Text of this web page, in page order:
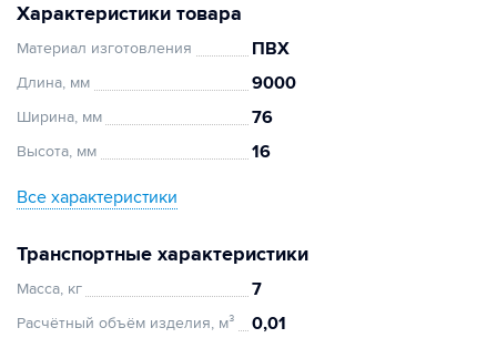
Характеристики товара
Материал изготовления ПВХ
Длина, мм 9000
Ширина, мм 76
Высота, мм 16
Все характеристики
Транспортные характеристики
Масса, кг 7
Расчётный объём изделия, м³ 0,01